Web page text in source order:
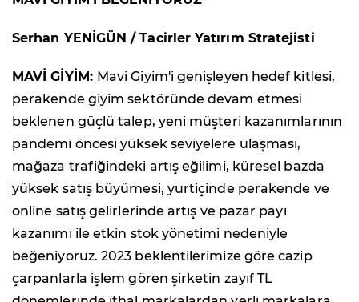
Serhan YENİGÜN / Tacirler Yatırım Stratejisti
MAVİ GİYİM: Mavi Giyim'i genişleyen hedef kitlesi,
perakende giyim sektöründe devam etmesi
beklenen güçlü talep, yeni müşteri kazanımlarının
pandemi öncesi yüksek seviyelere ulaşması,
mağaza trafiğindeki artış eğilimi, küresel bazda
yüksek satış büyümesi, yurtiçinde perakende ve
online satış gelirlerinde artış ve pazar payı
kazanımı ile etkin stok yönetimi nedeniyle
beğeniyoruz. 2023 beklentilerimize göre cazip
çarpanlarla işlem gören şirketin zayıf TL